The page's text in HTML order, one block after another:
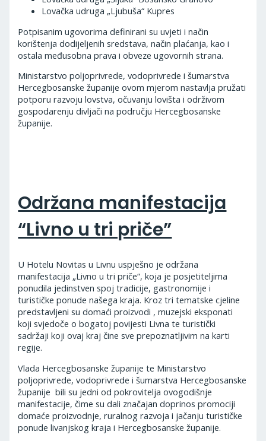
Lovačka udruga „Ljubuša“ Kupres
Potpisanim ugovorima definirani su uvjeti i način
korištenja dodijeljenih sredstava, način plaćanja, kao i
ostala međusobna prava i obveze ugovornih strana.
Ministarstvo poljoprivrede, vodoprivrede i šumarstva
Hercegbosanske županije ovom mjerom nastavlja pružati
potporu razvoju lovstva, očuvanju lovišta i održivom
gospodarenju divljači na području Hercegbosanske
županije.
Održana manifestacija
“Livno u tri priče”
U Hotelu Novitas u Livnu uspješno je održana
manifestacija „Livno u tri priče“, koja je posjetiteljima
ponudila jedinstven spoj tradicije, gastronomije i
turističke ponude našega kraja. Kroz tri tematske cjeline
predstavljeni su domaći proizvodi , muzejski eksponati
koji svjedoče o bogatoj povijesti Livna te turistički
sadržaji koji ovaj kraj čine sve prepoznatljivim na karti
regije.
Vlada Hercegbosanske županije te Ministarstvo
poljoprivrede, vodoprivrede i šumarstva Hercegbosanske
županije bili su jedni od pokrovitelja ovogodišnje
manifestacije, čime su dali značajan doprinos promociji
domaće proizvodnje, ruralnog razvoja i jačanju turističke
ponude livanjskog kraja i Hercegbosanske županije.